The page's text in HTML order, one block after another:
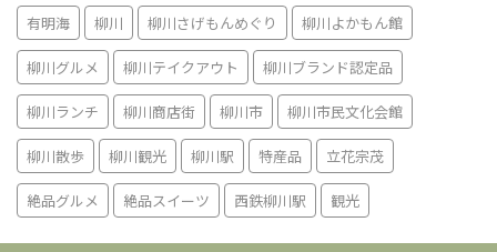
有明海 柳川 柳川さげもんめぐり 柳川よかもん館
柳川グルメ 柳川テイクアウト 柳川ブランド認定品
柳川ランチ 柳川商店街 柳川市 柳川市民文化会館
柳川散歩 柳川観光 柳川駅 特産品 立花宗茂
絶品グルメ 絶品スイーツ 西鉄柳川駅 観光